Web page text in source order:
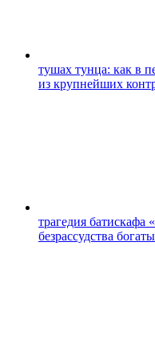
тушах тунца: как в
из крупнейших
трагедия батискафа
безрассудства